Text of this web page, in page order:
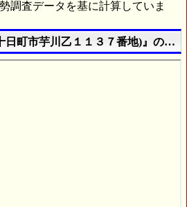
調査データを基に計算していま
日町市芋川乙１１３７番地)』の航